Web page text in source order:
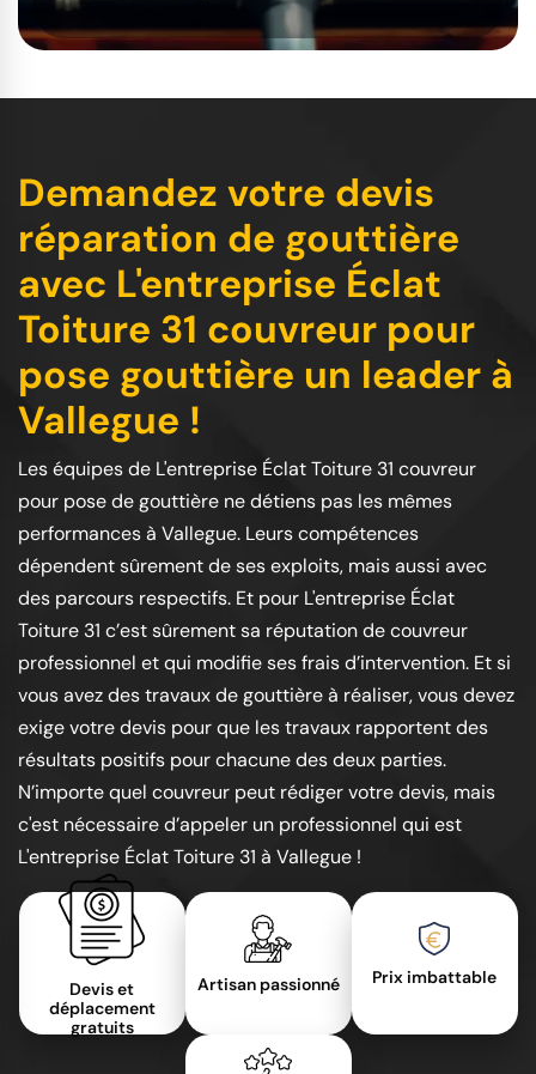
Demandez votre devis
réparation de gouttière
avec L'entreprise Éclat
Toiture 31 couvreur pour
pose gouttière un leader à
Vallegue !
Les équipes de L'entreprise Éclat Toiture 31 couvreur
pour pose de gouttière ne détiens pas les mêmes
performances à Vallegue. Leurs compétences
dépendent sûrement de ses exploits, mais aussi avec
des parcours respectifs. Et pour L'entreprise Éclat
Toiture 31 c’est sûrement sa réputation de couvreur
professionnel et qui modifie ses frais d’intervention. Et si
vous avez des travaux de gouttière à réaliser, vous devez
exige votre devis pour que les travaux rapportent des
résultats positifs pour chacune des deux parties.
N’importe quel couvreur peut rédiger votre devis, mais
c'est nécessaire d’appeler un professionnel qui est
L'entreprise Éclat Toiture 31 à Vallegue !
Devis et
déplacement
gratuits
Artisan passionné Prix imbattable